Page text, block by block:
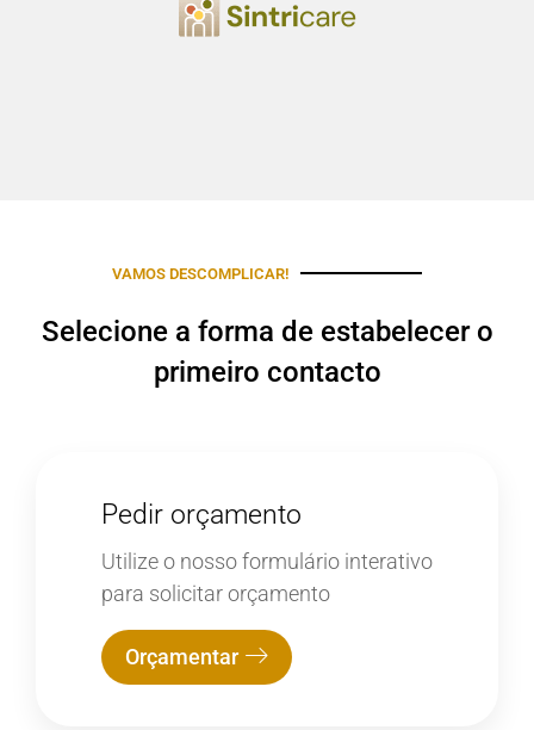
VAMOS DESCOMPLICAR!
Selecione a forma de estabelecer o
primeiro contacto
Pedir orçamento
Utilize o nosso formulário interativo
para solicitar orçamento
Orçamentar